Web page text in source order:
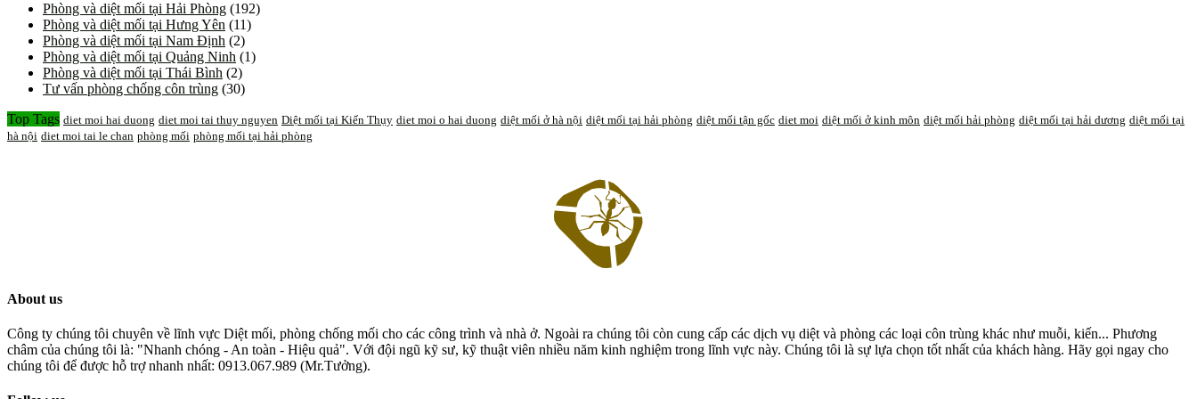
Phòng và diệt mối tại Hải Phòng (192)
Phòng và diệt mối tại Hưng Yên (11)
Phòng và diệt mối tại Nam Định (2)
Phòng và diệt mối tại Quảng Ninh (1)
Phòng và diệt mối tại Thái Bình (2)
Tư vấn phòng chống côn trùng (30)
Top Tags diet moi hai duong diet moi tai thuy nguyen Diệt mối tại Kiến Thụy diet moi o hai duong diệt mối ở hà nội diệt mối tại hải phòng diệt mối tận gốc diet moi diệt mối ở kinh môn diệt mối hải phòng diệt mối tại hải dương diệt mối tại
hà nội diet moi tai le chan phòng mối phòng mối tại hải phòng
About us
Công ty chúng tôi chuyên về lĩnh vực Diệt mối, phòng chống mối cho các công trình và nhà ở. Ngoài ra chúng tôi còn cung cấp các dịch vụ diệt và phòng các loại côn trùng khác như muỗi, kiến... Phương
châm của chúng tôi là: "Nhanh chóng - An toàn - Hiệu quả". Với đội ngũ kỹ sư, kỹ thuật viên nhiều năm kinh nghiệm trong lĩnh vực này. Chúng tôi là sự lựa chọn tốt nhất của khách hàng. Hãy gọi ngay cho
chúng tôi để được hỗ trợ nhanh nhất: 0913.067.989 (Mr.Tưởng).